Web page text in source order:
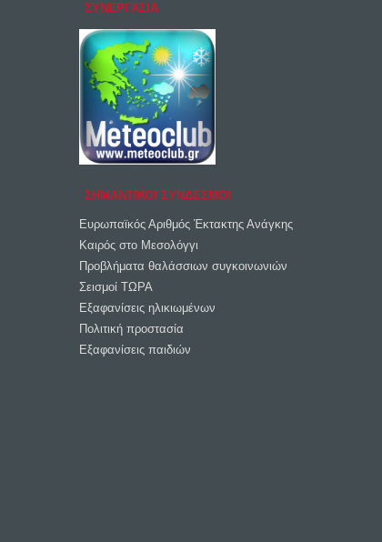
ΣΥΝΕΡΓΑΣΙΑ
ΣΗΜΑΝΤΙΚΟΙ ΣΥΝΔΕΣΜΟΙ
Ευρωπαϊκός Αριθμός Έκτακτης Ανάγκης
Καιρός στο Μεσολόγγι
Προβλήματα θαλάσσιων συγκοινωνιών
Σεισμοί ΤΩΡΑ
Εξαφανίσεις ηλικιωμένων
Πολιτική προστασία
Εξαφανίσεις παιδιών